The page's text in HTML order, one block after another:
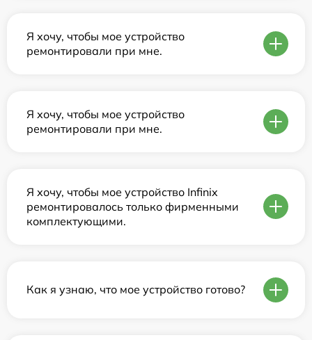
Я хочу, чтобы мое устройство
ремонтировали при мне.
Я хочу, чтобы мое устройство
ремонтировали при мне.
Я хочу, чтобы мое устройство Infinix
ремонтировалось только фирменными
комплектующими.
Как я узнаю, что мое устройство готово?